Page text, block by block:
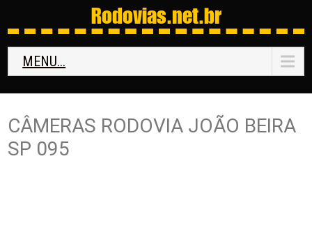
Rodovias.net.br
MENU...
CÂMERAS RODOVIA JOÃO BEIRA
SP 095